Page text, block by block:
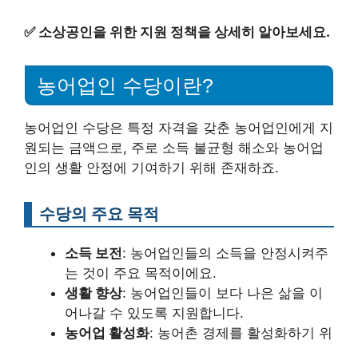
✅ 소상공인을 위한 지원 정책을 상세히 알아보세요.
농어업인 수당이란?
농어업인 수당은 특정 자격을 갖춘 농어업인에게 지
원되는 금액으로, 주로 소득 불균형 해소와 농어업
인의 생활 안정에 기여하기 위해 존재하죠.
수당의 주요 목적
소득 보전: 농어업인들의 소득을 안정시켜주
는 것이 주요 목적이에요.
생활 향상: 농어업인들이 보다 나은 삶을 이
어나갈 수 있도록 지원합니다.
농어업 활성화: 농어촌 경제를 활성화하기 위